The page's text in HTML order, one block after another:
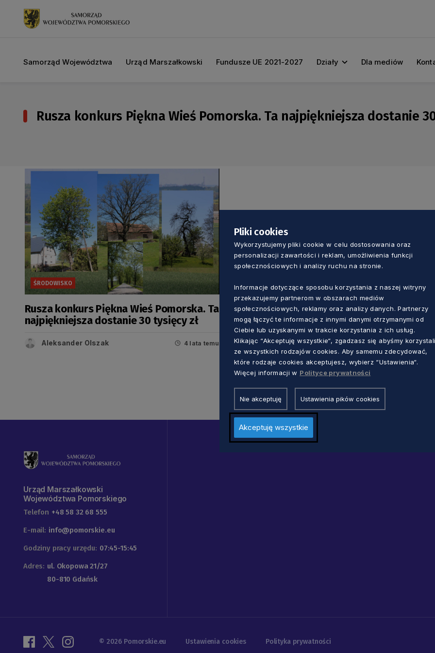
Samorząd Województwa Urząd Marszałkowski Fundusze UE 2021-2027 Działy Dla mediów
Rusza konkurs Piękna Wieś Pomorska. Ta najpiękniejsza dostanie
ŚRODOWISKO
Rusza konkurs Piękna Wieś Pomorska. Ta
najpiękniejsza dostanie 30 tysięcy zł
Aleksander Olszak 4 lata temu
Urząd Marszałkowski
Województwa Pomorskiego
Telefon +48 58 32 68 555
E-mail: info@pomorskie.eu
Godziny pracy urzędu: 07:45-15:45
Adres: ul. Okopowa 21/27
80-810 Gdańsk
© 2026 Pomorskie.eu Ustawienia cookies Polityka prywatności
Pliki cookies
Wykorzystujemy pliki cookie w celu dostosowania oraz
personalizacji zawartości i reklam, umożliwienia funkcji
społecznościowych i analizy ruchu na stronie.
Informacje dotyczące sposobu korzystania z naszej witryny
przekazujemy partnerom w obszarach mediów
społecznościowych, reklamy oraz analizy danych. Partnerzy
mogą łączyć te informacje z innymi danymi otrzymanymi od
Ciebie lub uzyskanymi w trakcie korzystania z ich usług.
Klikając “Akceptuję wszystkie“, zgadzasz się abyśmy
ze wszystkich rodzajów cookies. Aby samemu zdecydować,
które rodzaje cookies akceptujesz, wybierz “Ustawienia“.
Więcej informacji w Polityce prywatności
Nie akceptuję Ustawienia pików cookies
Akceptuję wszystkie